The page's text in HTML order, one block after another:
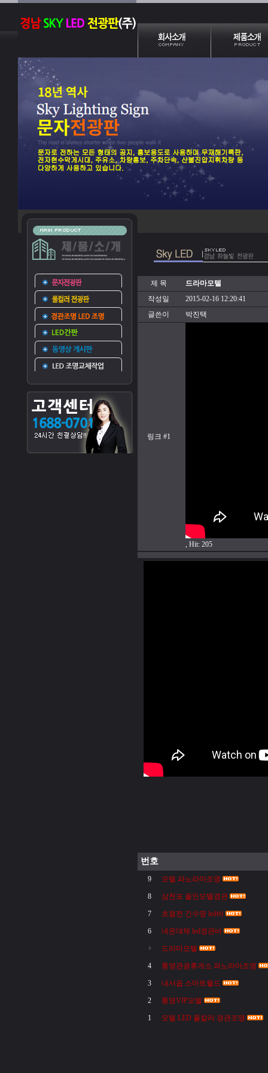
제 목
드라마모텔
작성일
2015-02-16 12:20:41
글쓴이
박진택
링크 #1
, Hit: 205
번호
9 모텔 파노라마조명
8 삼천포 올인모텔경관
7 초절전 긴수명 led바
6 네온대체 led경관바
드라마모텔
4 통영관광휴게소 파노라마조명
3 내서읍 스마트월드
2 통영VIP모텔
1 모텔 LED 풀칼라 경관조명